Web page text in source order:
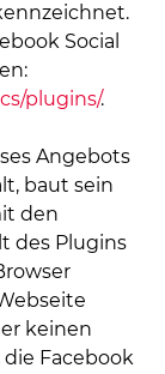
Social
plugins/.
Angebots
baut sein
den
des Plugins
keinen
Facebook